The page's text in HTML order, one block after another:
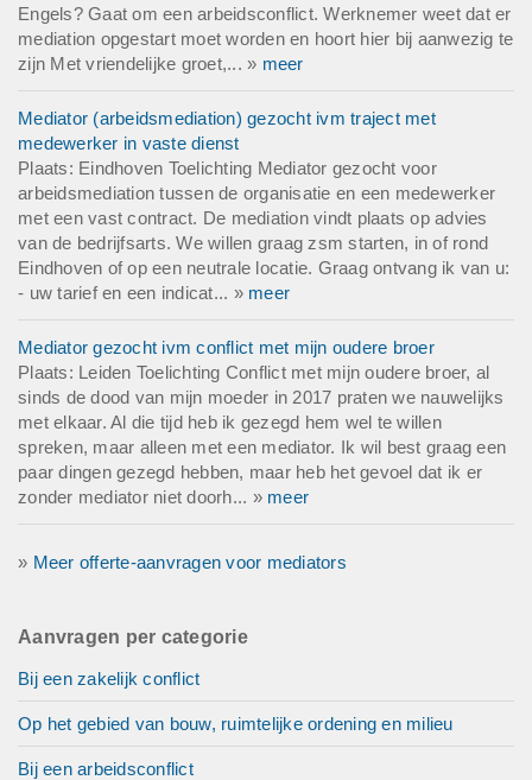
Engels? Gaat om een arbeidsconflict. Werknemer weet dat er
mediation opgestart moet worden en hoort hier bij aanwezig te
zijn Met vriendelijke groet,... » meer
Mediator (arbeidsmediation) gezocht ivm traject met
medewerker in vaste dienst
Plaats: Eindhoven Toelichting Mediator gezocht voor
arbeidsmediation tussen de organisatie en een medewerker
met een vast contract. De mediation vindt plaats op advies
van de bedrijfsarts. We willen graag zsm starten, in of rond
Eindhoven of op een neutrale locatie. Graag ontvang ik van u:
- uw tarief en een indicat... » meer
Mediator gezocht ivm conflict met mijn oudere broer
Plaats: Leiden Toelichting Conflict met mijn oudere broer, al
sinds de dood van mijn moeder in 2017 praten we nauwelijks
met elkaar. Al die tijd heb ik gezegd hem wel te willen
spreken, maar alleen met een mediator. Ik wil best graag een
paar dingen gezegd hebben, maar heb het gevoel dat ik er
zonder mediator niet doorh... » meer
» Meer offerte-aanvragen voor mediators
Aanvragen per categorie
Bij een zakelijk conflict
Op het gebied van bouw, ruimtelijke ordening en milieu
Bij een arbeidsconflict